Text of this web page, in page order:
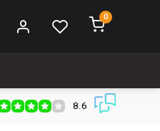
0
€ 2,95 (NL)
8.6